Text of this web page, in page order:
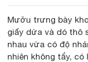
Mưỡu trưng bày
giấy dứa và dó thô
nhau vừa có độ
nhiên không tẩy, có